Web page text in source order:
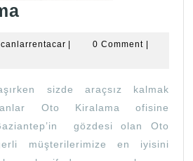
2021
canlarrentacarcanlarrentacar
0 Comment
sizde araçsız kalmak
Oto Kiralama ofisine
gözdesi olan Oto
müşterilerimize en iyisini